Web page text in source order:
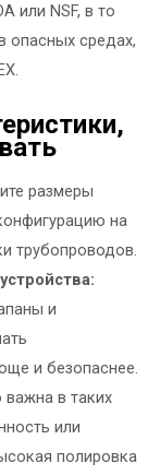
или NSF, в то
опасных средах,
размеры
на
трубопроводов.
и
и безопаснее.
в таких
или
полировка